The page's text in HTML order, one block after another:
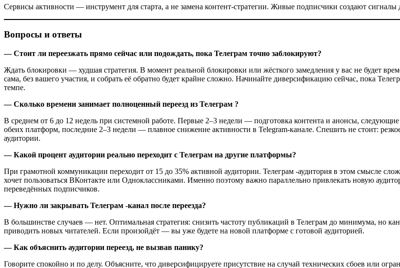
Сервисы активности — инструмент для старта, а не замена контент-стратегии. Живые подписчики создают
Вопросы и ответы
— Стоит ли переезжать прямо сейчас или подождать, пока Телеграм точно заблокируют?
Ждать блокировки — худшая стратегия. В момент реальной блокировки или жёсткого замедления у вас не будет
сама, без вашего участия, и собрать её обратно будет крайне сложно. Начинайте диверсификацию сейчас, пока
темпе.
— Сколько времени занимает полноценный переезд из Телеграм ?
В среднем от 6 до 12 недель при системной работе. Первые 2–3 недели — подготовка контента и анонсы,
обеих платформ, последние 2–3 недели — плавное снижение активности в Telegram-канале. Спешить не стоит:
аудитории.
— Какой процент аудитории реально переходит с Телеграм на другие платформы?
При грамотной коммуникации переходит от 15 до 35% активной аудитории. Телеграм -аудитория в этом смысле
хочет пользоваться ВКонтакте или Одноклассниками. Именно поэтому важно параллельно привлекать новую
переведённых подписчиков.
— Нужно ли закрывать Телеграм -канал после переезда?
В большинстве случаев — нет. Оптимальная стратегия: снизить частоту публикаций в Телеграм до минимума, но
приводить новых читателей. Если произойдёт — вы уже будете на новой платформе с готовой аудиторией.
— Как объяснить аудитории переезд, не вызвав панику?
Говорите спокойно и по делу. Объясните, что диверсифицируете присутствие на случай технических сбоев или